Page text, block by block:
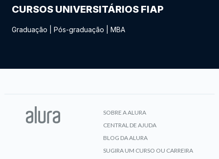
CURSOS UNIVERSITÁRIOS FIAP
Graduação Pós-graduação MBA
SOBRE A ALURA
CENTRAL DE AJUDA
BLOG DA ALURA
SUGIRA UM CURSO OU CARREIRA